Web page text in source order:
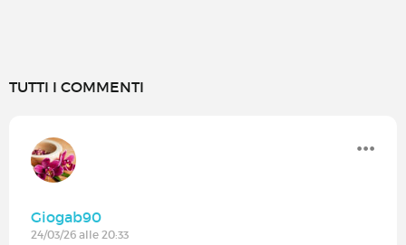
TUTTI I COMMENTI
Giogab90
24/03/26 alle 20:33